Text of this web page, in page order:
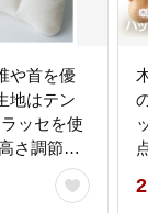
や首を優
地はテン
ッセを使
さ調節が
る